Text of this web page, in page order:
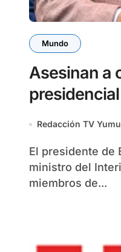
Mundo
Asesinan a
Redacción TV
El presidente de Ecuador, Guillermo Lasso; el
ministro del
miembros de...